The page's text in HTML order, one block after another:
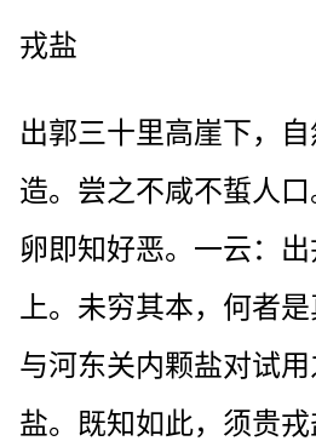
戎盐
出郭三十里高崖下，
造。尝之不咸不蜇人
卵即知好恶。一云：
上。未穷其本，何者
与河东关内颗盐对试
盐。既知如此，须贵戎